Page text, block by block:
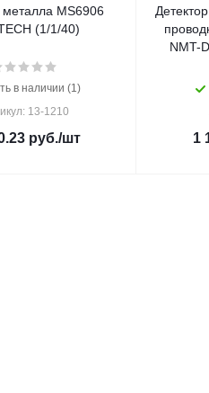
металла MS6906
(1/1/40)
в наличии (1)
13-1210
руб./шт
NMT-
1